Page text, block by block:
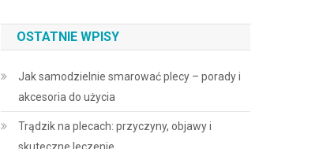
OSTATNIE WPISY
Jak samodzielnie smarować plecy – porady i
akcesoria do użycia
Trądzik na plecach: przyczyny, objawy i